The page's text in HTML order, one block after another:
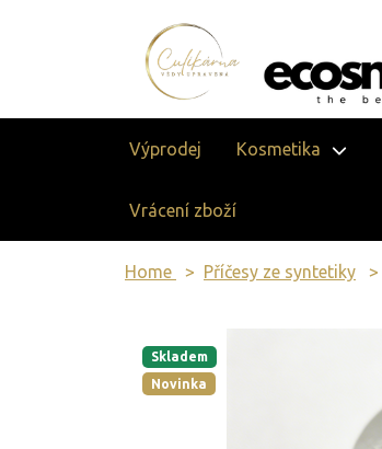
Výprodej Kosmetika
Vrácení zboží
Home Příčesy ze syntetiky
Skladem
Novinka